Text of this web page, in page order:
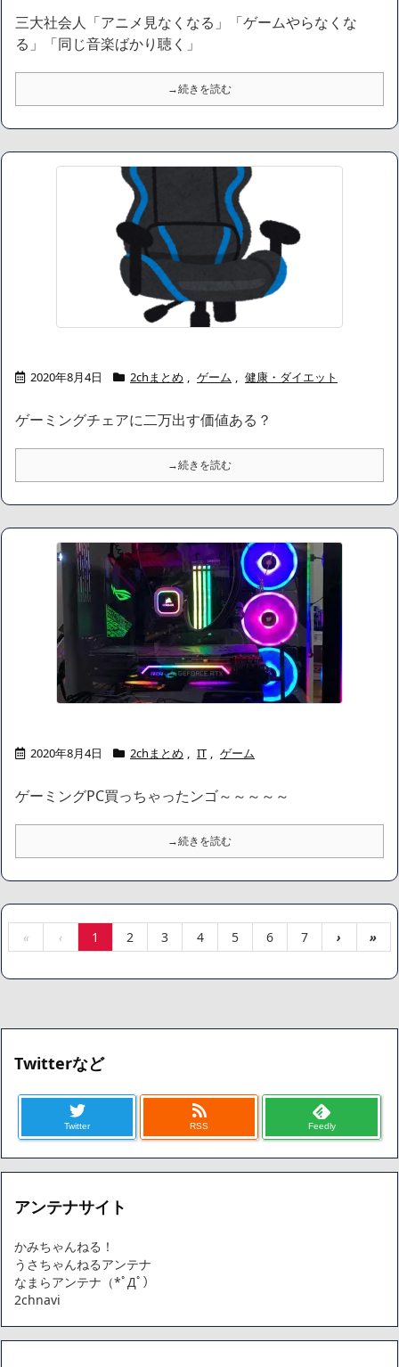
三大社会人「アニメ見なくなる」「ゲームやらなくな
る」「同じ音楽ばかり聴く」
→続きを読む
2020年8月4日 2chまとめ , ゲーム , 健康・ダイエット
ゲーミングチェアに二万出す価値ある？
→続きを読む
2020年8月4日 2chまとめ , IT , ゲーム
ゲーミングPC買っちゃったンゴ～～～～～
→続きを読む
« ‹ 1 2 3 4 5 6 7 › »
Twitterなど
Twitter RSS Feedly
アンテナサイト
かみちゃんねる！
うさちゃんねるアンテナ
なまらアンテナ（*ﾟДﾟ）
2chnavi